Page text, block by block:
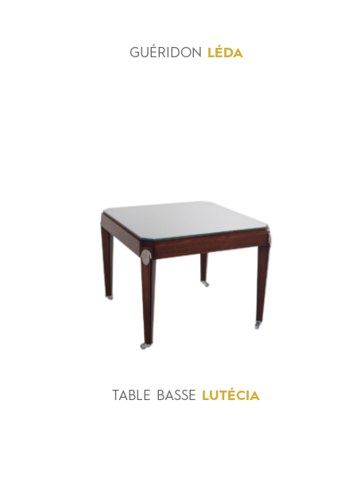
GUÉRIDON LÉDA
TABLE BASSE LUTÉCIA